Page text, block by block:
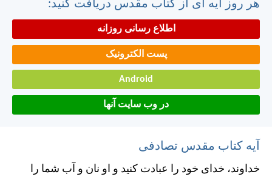
هر روز آیه ای از کتاب مقدس دریافت کنید:
اطلاع رسانی روزانه
پست الکترونیک
Android
در وب سایت آنها
آیه کتاب مقدس تصادفی
خداوند، خدای خود را عبادت كنيد و او نان و آب شما را